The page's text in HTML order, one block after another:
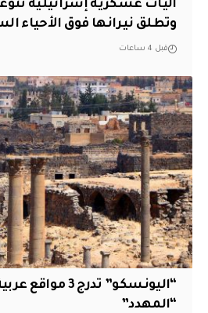
آليات عسكرية إسرائيلية
وتطلق نيرانها فوق الأحياء
قبل 4 ساعات
“اليونسكو” تدرج
“المهدد”